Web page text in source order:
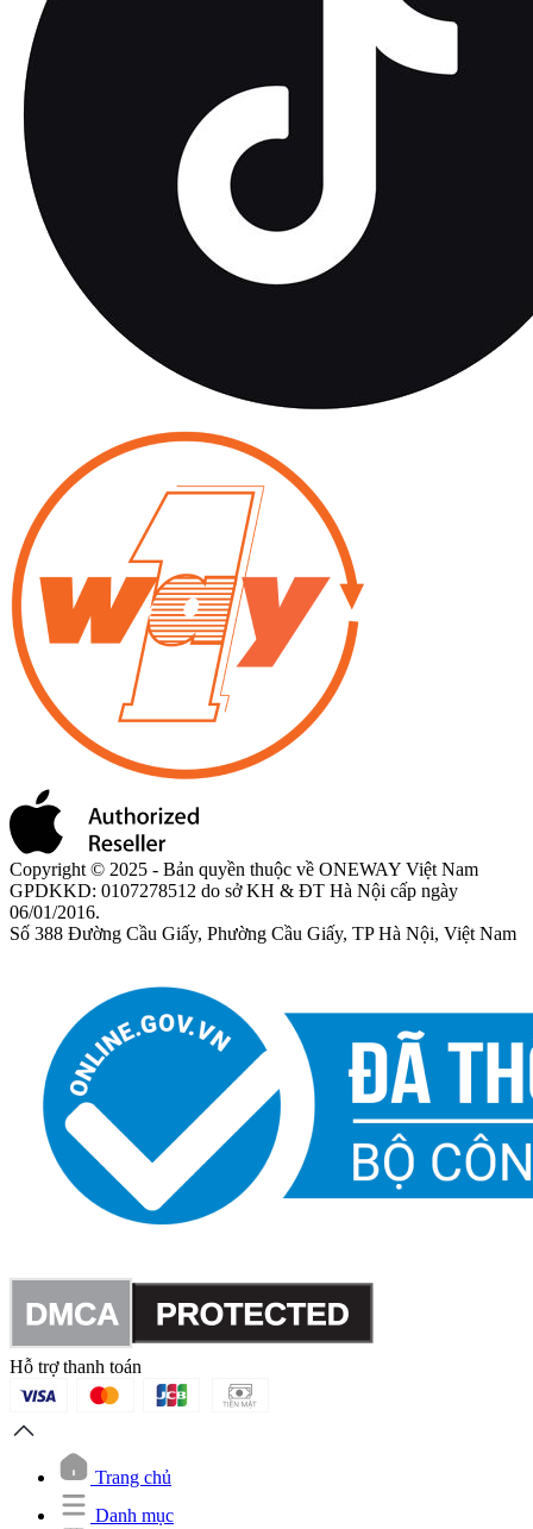
Copyright © 2025 - Bản quyền thuộc về ONEWAY Việt Nam
GPDKKD: 0107278512 do sở KH & ĐT Hà Nội cấp ngày
06/01/2016.
Số 388 Đường Cầu Giấy, Phường Cầu Giấy, TP Hà Nội, Việt Nam
Hỗ trợ thanh toán
Trang chủ
Danh mục